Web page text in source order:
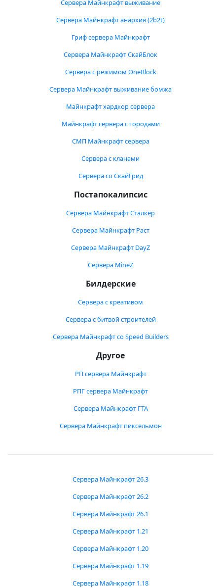
Сервера Майнкрафт выживание
Сервера Майнкрафт анархия (2b2t)
Гриф сервера Майнкрафт
Сервера Майнкрафт СкайБлок
Сервера с режимом OneBlock
Сервера Майнкрафт выживание бомжа
Майнкрафт хардкор сервера
Майнкрафт сервера с городами
СМП Майнкрафт сервера
Сервера с кланами
Сервера со СкайГрид
Постапокалипсис
Сервера Майнкрафт Сталкер
Сервера Майнкрафт Раст
Сервера Майнкрафт DayZ
Сервера MineZ
Билдерские
Сервера с креативом
Сервера с битвой строителей
Сервера Майнкрафт со Speed Builders
Другое
РП сервера Майнкрафт
РПГ сервера Майнкрафт
Сервера Майнкрафт ГТА
Сервера Майнкрафт пиксельмон
Сервера Майнкрафт 26.3
Сервера Майнкрафт 26.2
Сервера Майнкрафт 26.1
Сервера Майнкрафт 1.21
Сервера Майнкрафт 1.20
Сервера Майнкрафт 1.19
Сервера Майнкрафт 1.18